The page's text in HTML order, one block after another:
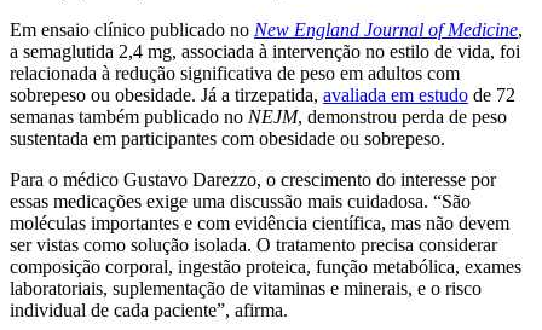
Em ensaio clínico publicado no New England Journal of Medicine,
a semaglutida 2,4 mg, associada à intervenção no estilo de vida, foi
relacionada à redução significativa de peso em adultos com
sobrepeso ou obesidade. Já a tirzepatida, avaliada em estudo de 72
semanas também publicado no NEJM, demonstrou perda de peso
sustentada em participantes com obesidade ou sobrepeso.
Para o médico Gustavo Darezzo, o crescimento do interesse por
essas medicações exige uma discussão mais cuidadosa. “São
moléculas importantes e com evidência científica, mas não devem
ser vistas como solução isolada. O tratamento precisa considerar
composição corporal, ingestão proteica, função metabólica, exames
laboratoriais, suplementação de vitaminas e minerais, e o risco
individual de cada paciente”, afirma.